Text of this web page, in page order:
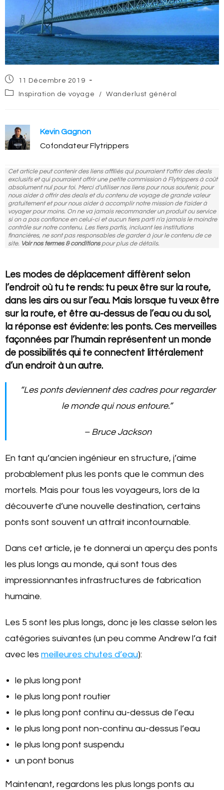
Post
published:
11 Décembre 2019
PostInspiration de voyage / Wanderlust général
Kevin Gagnon
Cofondateur Flytrippers
Cet article peut contenir des liens affiliés qui pourraient t'offrir des deals
exclusifs et qui pourraient offrir une petite commission à Flytrippers à coût
absolument nul pour toi. Merci d'utiliser nos liens pour nous soutenir, pour
nous aider à offrir des deals et du contenu de voyage de grande valeur
gratuitement et pour nous aider à accomplir notre mission de t'aider à
voyager pour moins. On ne va jamais recommander un produit ou service
si on a pas confiance en celui-ci et aucun tiers parti n'a jamais le moindre
contrôle sur notre contenu. Les tiers partis, incluant les institutions
financières, ne sont pas responsables de garder à jour le contenu de ce
site. Voir nos termes & conditionspour plus de détails.
Les modes de déplacement diffèrent selon
l’endroit où tu te rends: tu peux être sur la route,
dans les airs ou sur l’eau. Mais lorsque tu veux être
sur la route, et être au-dessus de l’eau ou du sol,
la réponse est évidente: les ponts. Ces merveilles
façonnées par l’humain représentent un monde
de possibilités qui te connectent littéralement
d’un endroit à un autre.
“Les ponts deviennent des cadres pour regarder
le monde qui nous entoure.”
– Bruce Jackson
En tant qu’ancien ingénieur en structure, j’aime
probablement plus les ponts que le commun des
mortels. Mais pour tous les voyageurs, lors de la
découverte d’une nouvelle destination, certains
ponts sont souvent un attrait incontournable.
Dans cet article, je te donnerai un aperçu des ponts
les plus longs au monde, qui sont tous des
impressionnantes infrastructures de fabrication
humaine.
Les 5 sont les plus longs, donc je les classe selon les
catégories suivantes (un peu comme Andrew l’a fait
avec les meilleures chutes d’eau):
le plus long pont
le plus long pont routier
le plus long pont continu au-dessus de l’eau
le plus long pont non-continu au-dessus l’eau
le plus long pont suspendu
un pont bonus
Maintenant, regardons les plus longs ponts au